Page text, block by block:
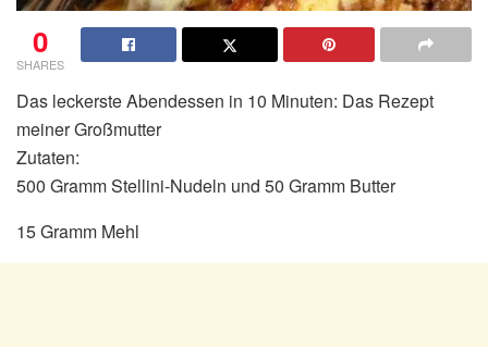
0
SHARES
Das leckerste Abendessen in 10 Minuten: Das Rezept
meiner Großmutter
Zutaten:
500 Gramm Stellini-Nudeln und 50 Gramm Butter
15 Gramm Mehl